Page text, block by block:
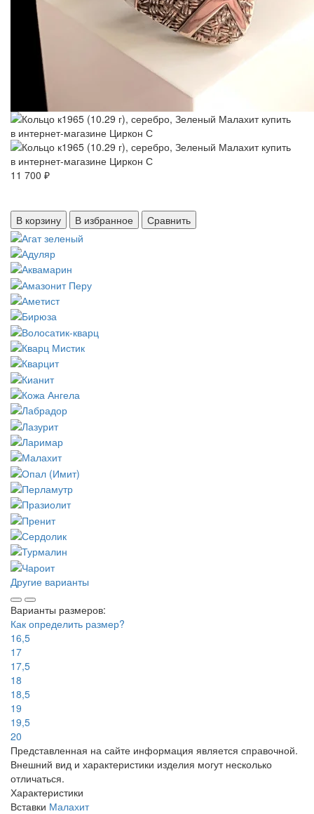
11 700 ₽
В корзину В избранное Сравнить
Другие варианты
Варианты размеров:
Как определить размер?
16,5
17
17,5
18
18,5
19
19,5
20
Представленная на сайте информация является справочной.
Внешний вид и характеристики изделия могут несколько
отличаться.
Характеристики
Вставки Малахит